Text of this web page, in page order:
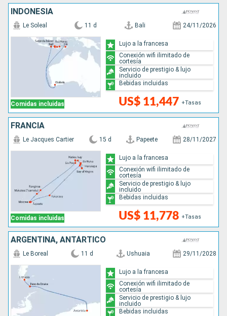
INDONESIA
Comidas incluidas
Le Soleal 11 d Bali 24/11/2026
US$ 11,447 +Tasas
Lujo a la francesa
Conexión wifi ilimitado de
cortesía
Servicio de prestigio & lujo
incluido
Bebidas incluidas
FRANCIA
Comidas incluidas
Le Jacques Cartier 15 d Papeete 28/11/2027
US$ 11,778 +Tasas
Lujo a la francesa
Conexión wifi ilimitado de
cortesía
Servicio de prestigio & lujo
incluido
Bebidas incluidas
ARGENTINA, ANTÁRTICO
Le Boreal 11 d Ushuaia 29/11/2028
Lujo a la francesa
Conexión wifi ilimitado de
cortesía
Servicio de prestigio & lujo
incluido
Bebidas incluidas